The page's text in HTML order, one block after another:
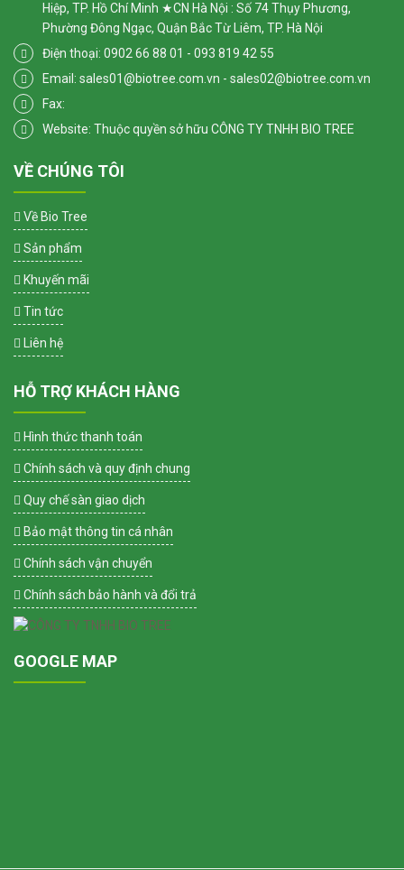
Hiệp, TP. Hồ Chí Minh ★CN Hà Nội : Số 74 Thụy Phương,
Phường Đông Ngạc, Quận Bắc Từ Liêm, TP. Hà Nội
Điện thoại: 0902 66 88 01 - 093 819 42 55
Email: sales01@biotree.com.vn - sales02@biotree.com.vn
Fax:
Website: Thuộc quyền sở hữu CÔNG TY TNHH BIO TREE
VỀ CHÚNG TÔI
Về Bio Tree
Sản phẩm
Khuyến mãi
Tin tức
Liên hệ
HỖ TRỢ KHÁCH HÀNG
Hình thức thanh toán
Chính sách và quy định chung
Quy chế sàn giao dịch
Bảo mật thông tin cá nhân
Chính sách vận chuyển
Chính sách bảo hành và đổi trả
GOOGLE MAP